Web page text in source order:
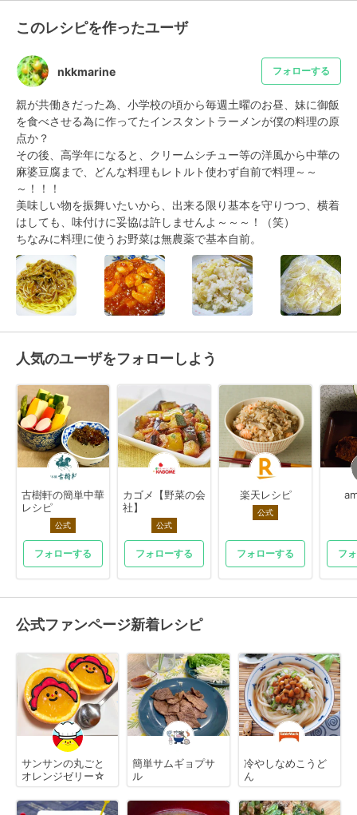
このレシピを作ったユーザ
nkkmarine フォローする
親が共働きだった為、小学校の頃から毎週土曜のお昼、妹に御飯
を食べさせる為に作ってたインスタントラーメンが僕の料理の原
点か？
その後、高学年になると、クリームシチュー等の洋風から中華の
麻婆豆腐まで、どんな料理もレトルト使わず自前で料理～～
～！！！
美味しい物を振舞いたいから、出来る限り基本を守りつつ、横着
はしても、味付けに妥協は許しませんよ～～～！（笑）
ちなみに料理に使うお野菜は無農薬で基本自前。
人気のユーザをフォローしよう
古樹軒の簡単中華
レシピ
公式
フォローする
カゴメ【野菜の会
社】
公式
フォローする
楽天レシピ
公式
フォローする フ
公式ファンページ新着レシピ
サンサンの丸ごと
オレンジゼリー☆
簡単サムギョプサ
ル
冷やしなめこうど
ん